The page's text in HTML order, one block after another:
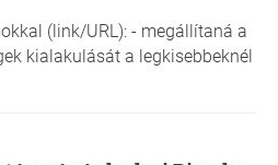
(link/URL): - megállítaná a
kialakulását a legkisebbeknél